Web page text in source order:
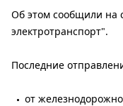
Об этом сообщили на
электротранспорт".
Последние
от